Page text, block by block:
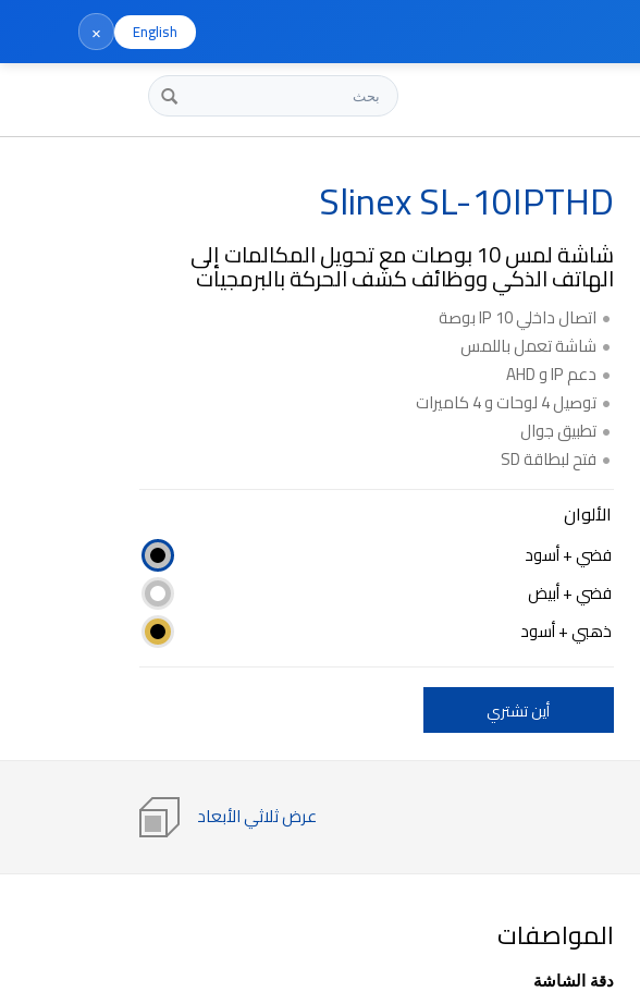
English
×
بحث
Slinex SL-10IPTHD
شاشة لمس 10 بوصات مع تحويل المكالمات إلى
الهاتف الذكي ووظائف كشف الحركة بالبرمجيات
اتصال داخلي IP 10 بوصة
شاشة تعمل باللمس
دعم IP و AHD
توصيل 4 لوحات و 4 كاميرات
تطبيق جوال
فتح لبطاقة SD
الألوان
فضي + أسود
فضي + أبيض
ذهبي + أسود
أين تشتري
عرض ثلاثي الأبعاد
المواصفات
دقة الشاشة